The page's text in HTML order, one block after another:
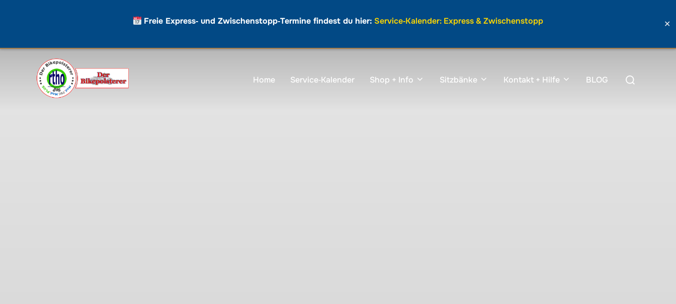
Freie Express‑ und Zwischenstopp‑Termine findest du hier: Service‑Kalender: Express & Zwischenstopp ✕
Home Service‑Kalender Shop + Info Sitzbänke Kontakt + Hilfe BLOG
Suchen
nach: